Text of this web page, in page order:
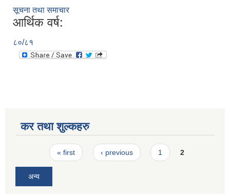
सूचना तथा समाचार
आर्थिक वर्ष:
८०/८१
कर तथा शुल्कहरु
Pages« first ‹ previous 1 2
अन्य